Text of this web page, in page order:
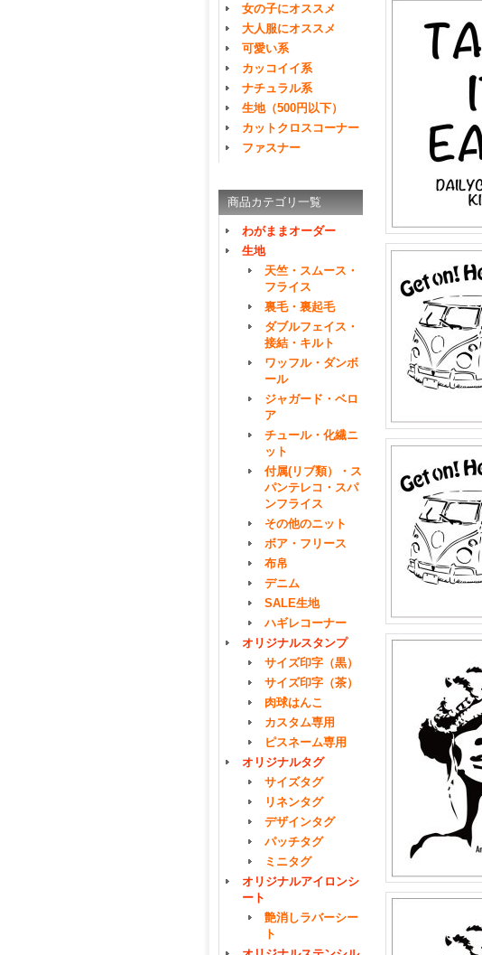
女の子にオススメ
大人服にオススメ
可愛い系
カッコイイ系
ナチュラル系
生地（500円以下）
カットクロスコーナー
ファスナー
商品カテゴリ一覧
わがままオーダー
生地
天竺・スムース・
フライス
裏毛・裏起毛
ダブルフェイス・
接結・キルト
ワッフル・ダンボ
ール
ジャガード・ベロ
ア
チュール・化繊ニ
ット
付属(リブ類）・ス
パンテレコ・スパ
ンフライス
その他のニット
ボア・フリース
布帛
デニム
SALE生地
ハギレコーナー
オリジナルスタンプ
サイズ印字（黒）
サイズ印字（茶）
肉球はんこ
カスタム専用
ピスネーム専用
オリジナルタグ
サイズタグ
リネンタグ
デザインタグ
パッチタグ
ミニタグ
オリジナルアイロンシ
ート
艶消しラバーシー
ト